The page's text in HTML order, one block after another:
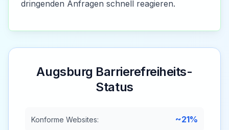
dringenden Anfragen schnell reagieren.
Augsburg Barrierefreiheits-
Status
Konforme Websites: ~21%